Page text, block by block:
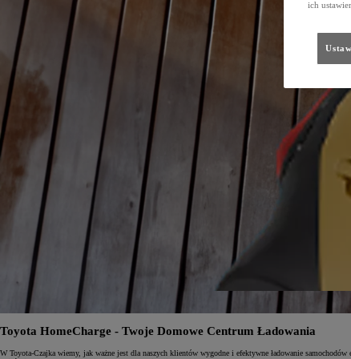
Toyota HomeCharge - Twoje Domowe Centrum Ładowania
W Toyota-Czajka wiemy, jak ważne jest dla naszych klientów wygodne i efektywne ładowanie
ich